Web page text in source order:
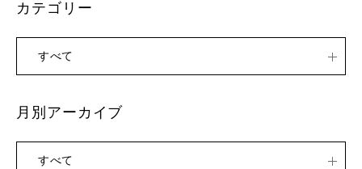
カテゴリー
すべて
月別アーカイブ
すべて